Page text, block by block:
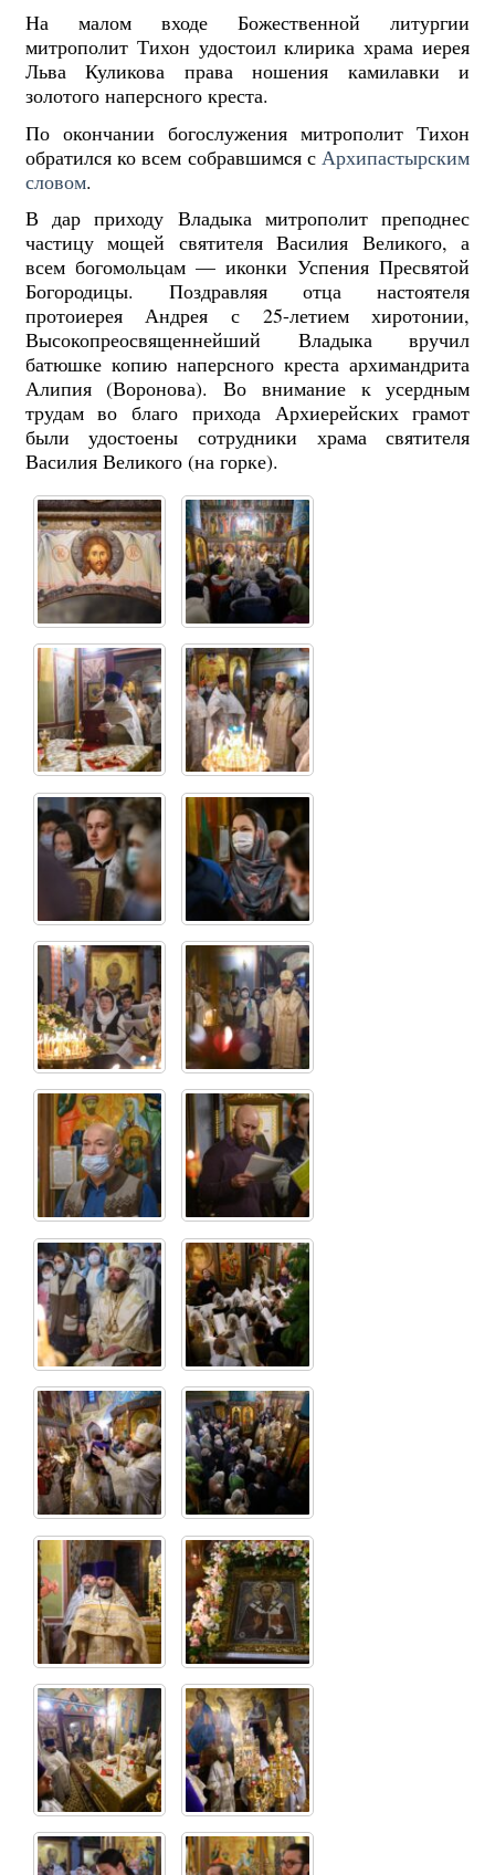
На малом входе Божественной литургии
митрополит Тихон удостоил клирика храма иерея
Льва Куликова права ношения камилавки и
золотого наперсного креста.
По окончании богослужения митрополит Тихон
обратился ко всем собравшимся с Архипастырским
словом.
В дар приходу Владыка митрополит преподнес
частицу мощей святителя Василия Великого, а
всем богомольцам — иконки Успения Пресвятой
Богородицы. Поздравляя отца настоятеля
протоиерея Андрея с 25-летием хиротонии,
Высокопреосвященнейший Владыка вручил
батюшке копию наперсного креста архимандрита
Алипия (Воронова). Во внимание к усердным
трудам во благо прихода Архиерейских грамот
были удостоены сотрудники храма святителя
Василия Великого (на горке).